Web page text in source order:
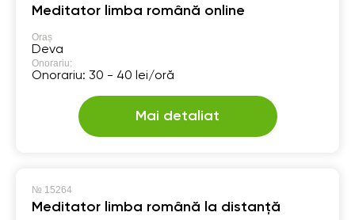
Meditator limba română online
Oraș
Deva
Onorariu:
Onorariu: 30 - 40 lei/oră
Mai detaliat
№ 15264
Meditator limba română la distanță